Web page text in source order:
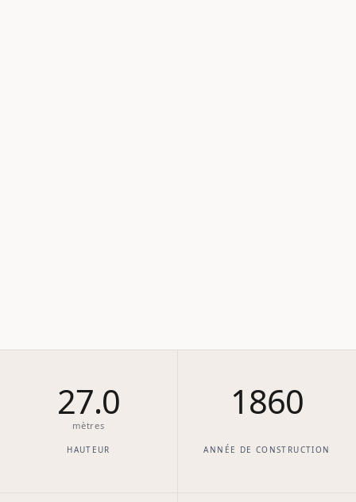
27.0
mètres
HAUTEUR
1860
ANNÉE DE CONSTRUCTION